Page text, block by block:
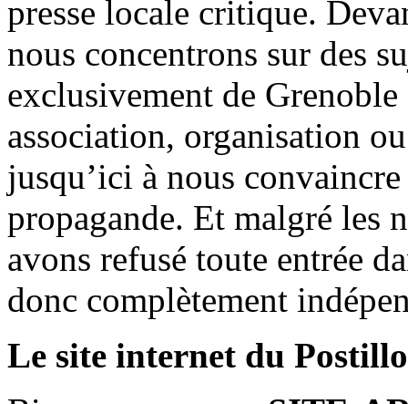
presse locale critique.
nous concentrons sur des
exclusivement de
association, organisation
jusqu’ici à nous
propagande. Et malgré les
avons refusé toute entrée
donc complètement
Le site internet du